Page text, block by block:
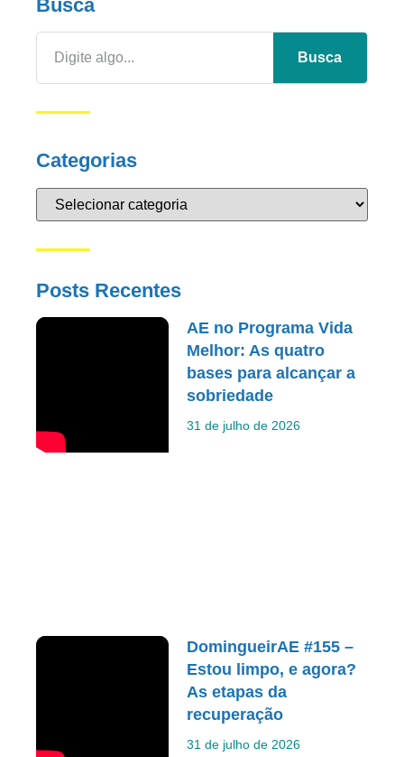
Busca
Busca
Categorias
Posts Recentes
AE no Programa Vida
Melhor: As quatro
bases para alcançar a
sobriedade
31 de julho de 2026
DomingueirAE #155 –
Estou limpo, e agora?
As etapas da
recuperação
31 de julho de 2026